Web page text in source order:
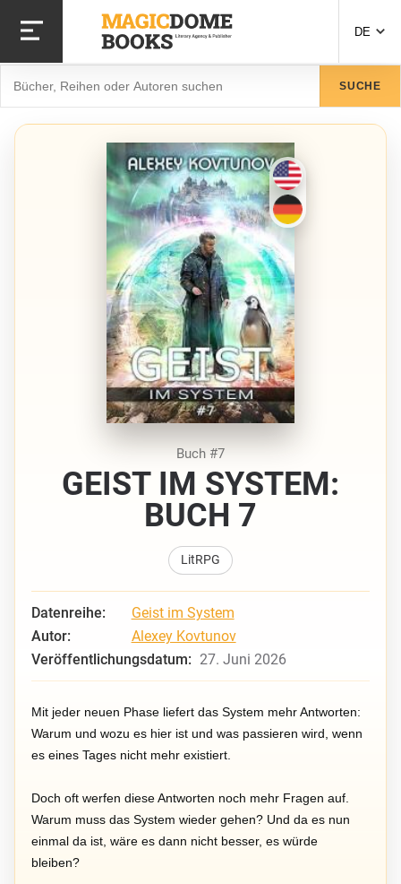
zum
Inhalt
DE
SUCHE
Buch #7
GEIST IM SYSTEM:
BUCH 7
LitRPG
Datenreihe:
Geist im System
Autor:
Alexey Kovtunov
Veröffentlichungsdatum: 27. Juni 2026
Mit jeder neuen Phase liefert das System mehr Antworten:
Warum und wozu es hier ist und was passieren wird, wenn
es eines Tages nicht mehr existiert.
Doch oft werfen diese Antworten noch mehr Fragen auf.
Warum muss das System wieder gehen? Und da es nun
einmal da ist, wäre es dann nicht besser, es würde
bleiben?